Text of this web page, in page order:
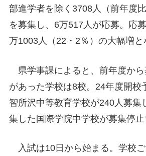
部進学者を除く3708人（前年度
を募集し、6万517人が応募。応
万1003人（22・2％）の大幅増と
県学事課によると、前年度か
があった学校は8校。24年度開校
智所沢中等教育学校が240人募集
集した国際学院中学校が募集停止
入試は10日から始まる。学校